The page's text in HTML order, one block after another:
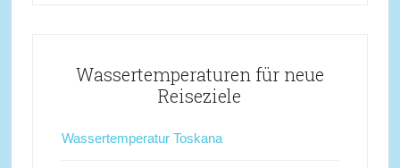
Wassertemperaturen für neue
Reiseziele
Wassertemperatur Toskana